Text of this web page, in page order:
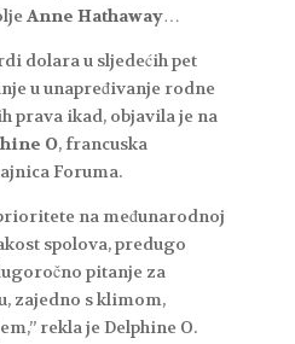
Anne Hathaway…
dolara u sljedećih pet
u unapređivanje rodne
prava ikad, objavila je na
O, francuska
Foruma.
na međunarodnoj
spolova, predugo
pitanje za
zajedno s klimom,
rekla je Delphine O.